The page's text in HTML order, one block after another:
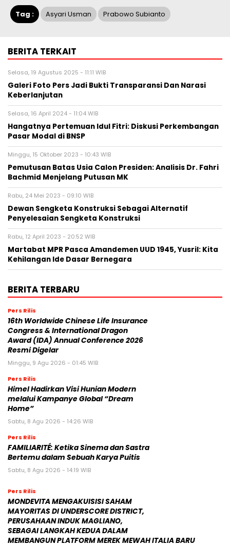
Tag : Asyari Usman Prabowo Subianto
BERITA TERKAIT
Selasa, 19 Agustus 2025 - 11:11 WIB
Galeri Foto Pers Jadi Bukti Transparansi Dan Narasi
Keberlanjutan
Selasa, 16 April 2024 - 11:04 WIB
Hangatnya Pertemuan Idul Fitri: Diskusi Perkembangan
Pasar Modal di BNSP
Minggu, 15 Oktober 2023 - 10:43 WIB
Pemutusan Batas Usia Calon Presiden: Analisis Dr. Fahri
Bachmid Menjelang Putusan MK
Rabu, 24 Mei 2023 - 09:10 WIB
Dewan Sengketa Konstruksi Sebagai Alternatif
Penyelesaian Sengketa Konstruksi
Rabu, 12 April 2023 - 20:52 WIB
Martabat MPR Pasca Amandemen UUD 1945, Yusril: Kita
Kehilangan Ide Dasar Bernegara
BERITA TERBARU
Pers Rilis
16th Worldwide Chinese Life Insurance
Congress & International Dragon
Award (IDA) Annual Conference 2026
Resmi Digelar
Minggu, 9 Agu 2026 - 01:45 WIB
Pers Rilis
Himel Hadirkan Visi Hunian Modern
melalui Kampanye Global “Dream
Home”
Sabtu, 8 Agu 2026 - 14:26 WIB
Pers Rilis
FAMILIARITÉ: Ketika Sinema dan Sastra
Bertemu dalam Sebuah Karya Puitis
Sabtu, 8 Agu 2026 - 14:19 WIB
Pers Rilis
MONDEVITA MENGAKUISISI SAHAM
MAYORITAS DI UNDERSCORE DISTRICT,
PERUSAHAAN INDUK MAGLIANO,
SEBAGAI LANGKAH KEDUA DALAM
MEMBANGUN PLATFORM MEREK MEWAH ITALIA BARU